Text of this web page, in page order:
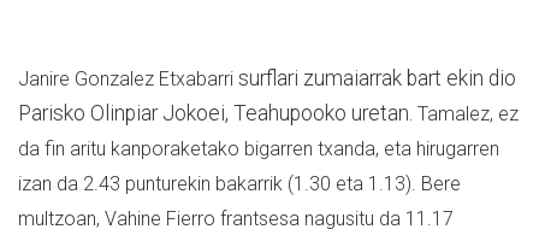
Janire Gonzalez Etxabarri surflari zumaiarrak bart ekin dio
Parisko Olinpiar Jokoei, Teahupooko uretan. Tamalez, ez
da fin aritu kanporaketako bigarren txanda, eta hirugarren
izan da 2.43 punturekin bakarrik (1.30 eta 1.13). Bere
multzoan, Vahine Fierro frantsesa nagusitu da 11.17